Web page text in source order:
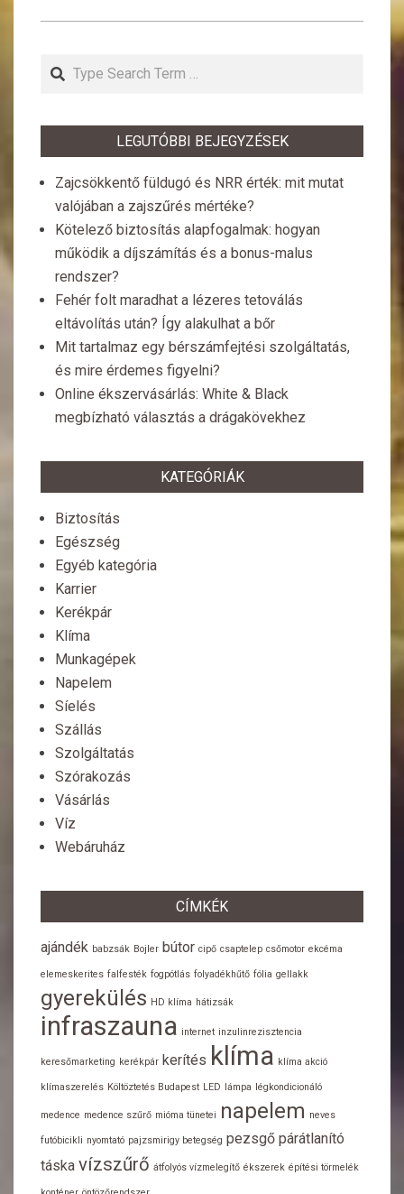
Search
LEGUTÓBBI BEJEGYZÉSEK
Zajcsökkentő füldugó és NRR érték: mit mutat
valójában a zajszűrés mértéke?
Kötelező biztosítás alapfogalmak: hogyan
működik a díjszámítás és a bonus-malus
rendszer?
Fehér folt maradhat a lézeres tetoválás
eltávolítás után? Így alakulhat a bőr
Mit tartalmaz egy bérszámfejtési szolgáltatás,
és mire érdemes figyelni?
Online ékszervásárlás: White & Black
megbízható választás a drágakövekhez
KATEGÓRIÁK
Biztosítás
Egészség
Egyéb kategória
Karrier
Kerékpár
Klíma
Munkagépek
Napelem
Síelés
Szállás
Szolgáltatás
Szórakozás
Vásárlás
Víz
Webáruház
CÍMKÉK
ajándék babzsák Bojler bútor cipő csaptelep csőmotor ekcéma
elemeskerites falfesték fogpótlás folyadékhűtő fólia gellakk
gyerekülés HD klíma hátizsák
infraszauna internet inzulinrezisztencia
keresőmarketing kerékpár kerítés klíma klíma akció
klímaszerelés Költöztetés Budapest LED lámpa légkondicionáló
medence medence szűrő mióma tünetei napelem neves
futóbicikli nyomtató pajzsmirigy betegség pezsgő párátlanító
táska vízszűrő átfolyós vízmelegítő ékszerek építési törmelék